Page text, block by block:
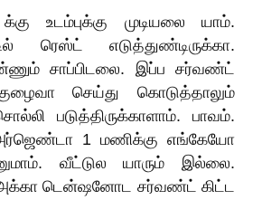
உடம்புக்கு முடியலை யாம்.
ரெஸ்ட் எடுத்துண்டிருக்கா.
சாப்பிடலை. இப்ப சர்வண்ட்
செய்து கொடுத்தாலும்
படுத்திருக்காளாம். பாவம்.
1 மணிக்கு எங்கேயோ
வீட்டுல யாரும் இல்லை.
டென்ஷனோட சர்வண்ட் கிட்ட